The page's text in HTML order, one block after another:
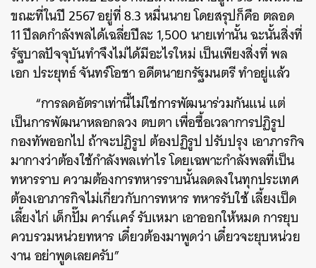
ขณะที่ในปี 2567 อยู่ที่ 8.3 หมื่นนาย โดยสรุปก็คือ ตลอด
11 ปีลดกำลังพลได้เฉลี่ยปีละ 1,500 นายเท่านั้น ฉะนั้นสิ่งที่
รัฐบาลปัจจุบันทำจึงไม่ได้มีอะไรใหม่ เป็นเพียงสิ่งที่ พล
เอก ประยุทธ์ จันทร์โอชา อดีตนายกรัฐมนตรี ทำอยู่แล้ว
“การลดอัตราเท่านี้ไม่ใช่การพัฒนาร่วมกันแน่ แต่
เป็นการพัฒนาหลอกลวง ตบตา เพื่อซื้อเวลาการปฏิรูป
กองทัพออกไป ถ้าจะปฏิรูป ต้องปฏิรูป ปรับปรุง เอาภารกิจ
มากางว่าต้องใช้กำลังพลเท่าไร โดยเฉพาะกำลังพลที่เป็น
ทหารราบ ความต้องการทหารราบนั้นลดลงในทุกประเทศ
ต้องเอาภารกิจไม่เกี่ยวกับการทหาร ทหารรับใช้ เลี้ยงเป็ด
เลี้ยงไก่ เด็กปั๊ม คาร์แคร์ รับเหมา เอาออกให้หมด การยุบ
ควบรวมหน่วยทหาร เดี๋ยวต้องมาพูดว่า เดี๋ยวจะยุบหน่วย
งาน อย่าพูดเลยครับ”